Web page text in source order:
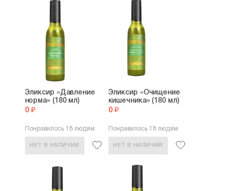
Эликсир «Давление
норма» (180 мл)
0 ₽
Понравилось 18 людям
НЕТ В НАЛИЧИИ
Эликсир «Очищение
кишечника» (180 мл)
0 ₽
Понравилось 18 людям
НЕТ В НАЛИЧИИ